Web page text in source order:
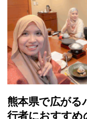
熊本県で広がる
行者におすすめ